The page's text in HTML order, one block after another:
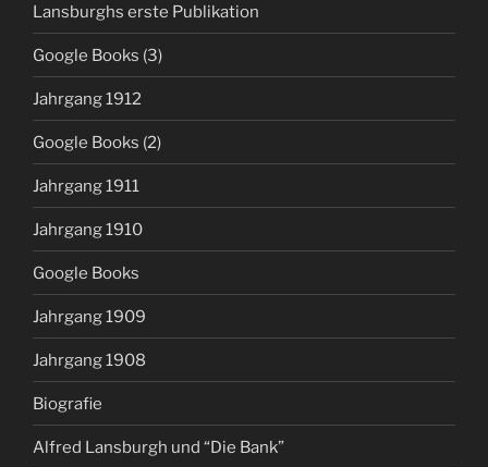
Lansburghs erste Publikation
Google Books (3)
Jahrgang 1912
Google Books (2)
Jahrgang 1911
Jahrgang 1910
Google Books
Jahrgang 1909
Jahrgang 1908
Biografie
Alfred Lansburgh und “Die Bank”